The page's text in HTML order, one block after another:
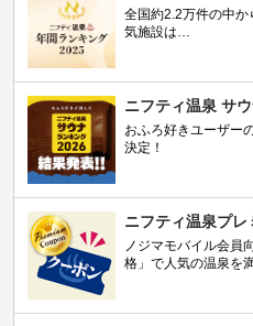
全国約2.2万件の中か
気施設は…
ニフティ温泉 サ
おふろ好きユーザー
決定！
ニフティ温泉プ
ノジマモバイル会
格」で人気の温泉を